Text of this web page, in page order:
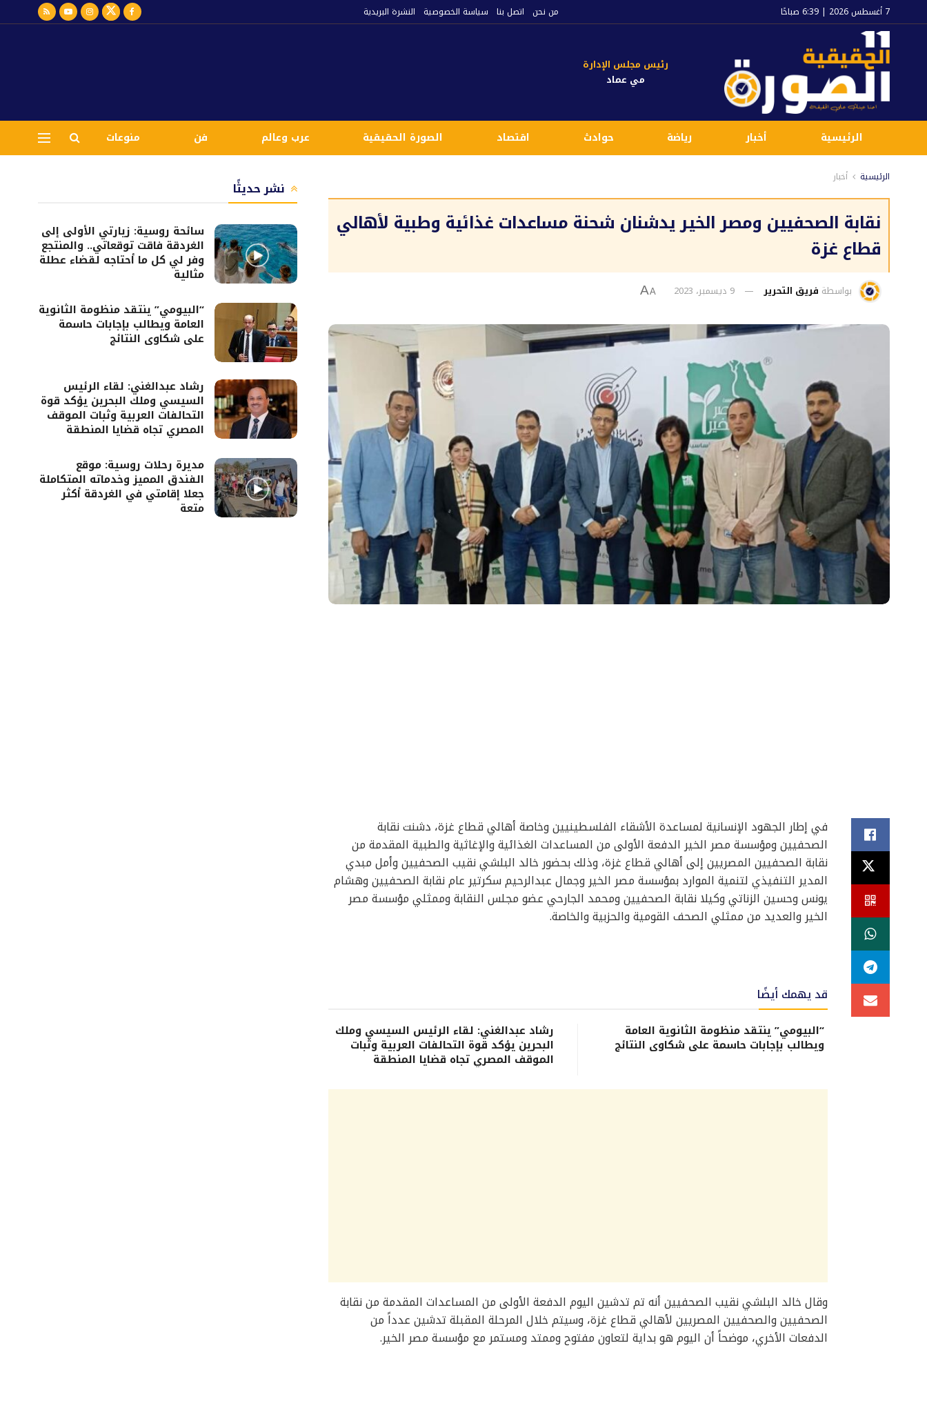
7 أغسطس 2026 | 6:39 صباحًا من نحن اتصل بنا سياسة الخصوصية النشرة البريدية
رئيس مجلس الإدارة
مي عماد
الرئيسية أخبار رياضة حوادث اقتصاد الصورة الحقيقية عرب وعالم فن منوعات
الرئيسية أخبار
نقابة الصحفيين ومصر الخير يدشنان شحنة مساعدات غذائية وطبية لأهالي
قطاع غزة
بواسطة فريق التحرير 9 ديسمبر، 2023 A
A
في إطار الجهود الإنسانية لمساعدة الأشقاء الفلسطينيين وخاصة أهالي قطاع غزة، دشنت نقابة
الصحفيين ومؤسسة مصر الخير الدفعة الأولى من المساعدات الغذائية والإغاثية والطبية المقدمة من
نقابة الصحفيين المصريين إلى أهالي قطاع غزة، وذلك بحضور خالد البلشي نقيب الصحفيين وأمل مبدي
المدير التنفيذي لتنمية الموارد بمؤسسة مصر الخير وجمال عبدالرحيم سكرتير عام نقابة الصحفيين وهشام
يونس وحسين الزناتي وكيلا نقابة الصحفيين ومحمد الجارحي عضو مجلس النقابة وممثلي مؤسسة مصر
الخير والعديد من ممثلي الصحف القومية والحزبية والخاصة.
قد يهمك أيضًا
“البيومي” ينتقد منظومة الثانوية العامة
ويطالب بإجابات حاسمة على شكاوى النتائج
رشاد عبدالغني: لقاء الرئيس السيسي وملك
البحرين يؤكد قوة التحالفات العربية وثبات
الموقف المصري تجاه قضايا المنطقة
وقال خالد البلشي نقيب الصحفيين أنه تم تدشين اليوم الدفعة الأولى من المساعدات المقدمة من نقابة
الصحفيين والصحفيين المصريين لأهالي قطاع غزة، وسيتم خلال المرحلة المقبلة تدشين عدداً من
الدفعات الأخري، موضحاً أن اليوم هو بداية لتعاون مفتوح وممتد ومستمر مع مؤسسة مصر الخير.
نشر حديثًا
سائحة روسية: زيارتي الأولى إلى
الغردقة فاقت توقعاتي.. والمنتجع
وفر لي كل ما أحتاجه لقضاء عطلة
مثالية
“البيومي” ينتقد منظومة الثانوية
العامة ويطالب بإجابات حاسمة
على شكاوى النتائج
رشاد عبدالغني: لقاء الرئيس
السيسي وملك البحرين يؤكد قوة
التحالفات العربية وثبات الموقف
المصري تجاه قضايا المنطقة
مديرة رحلات روسية: موقع
الفندق المميز وخدماته المتكاملة
جعلا إقامتي في الغردقة أكثر
متعة